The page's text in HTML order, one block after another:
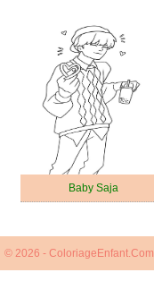
Baby Saja
© 2026 - ColoriageEnfant.Com